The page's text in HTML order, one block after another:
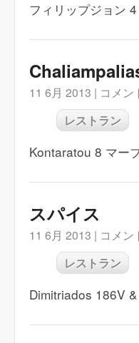
フィリップジョン
11 6月 2013 | コメン
レストラン
Kontaratou 8 マー
スパイス
11 6月 2013 | コメン
レストラン
Dimitriados 186V